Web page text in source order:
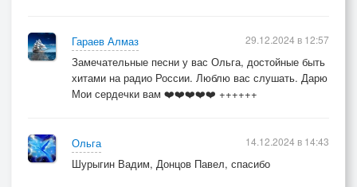
Гараев Алмаз
Замечательные песни у вас Ольга, достойные быть
хитами на радио России. Люблю вас слушать. Дарю
Мои сердечки вам ❤️❤️❤️❤️❤️ ++++++
29.12.2024 в 12:57
Ольга
Шурыгин Вадим, Донцов Павел, спасибо
14.12.2024 в 14:43